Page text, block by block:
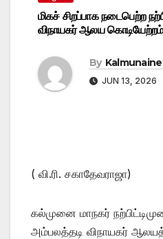
மிகச் சிறப்பாக நடைபெற்ற
விநாயகர் ஆலய கொடியேற்றம்
By
JUN 13, 2026
( வி.ரி. சகாதேவராஜா)
கல்முனை மாநகர்
அம்பலத்தடி விநாயகர்